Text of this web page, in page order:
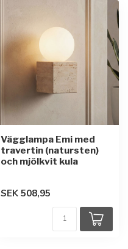
Vägglampa Emi med
travertin (natursten)
och mjölkvit kula
SEK 508,95